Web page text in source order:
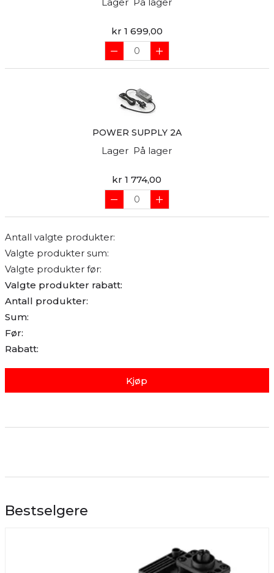
kr 1 699,00
POWER SUPPLY 2A
Lager På lager
kr 1 774,00
Antall valgte produkter:
Valgte produkter sum:
Valgte produkter før:
Valgte produkter rabatt:
Antall produkter:
Sum:
Før:
Rabatt:
Kjøp
Bestselgere